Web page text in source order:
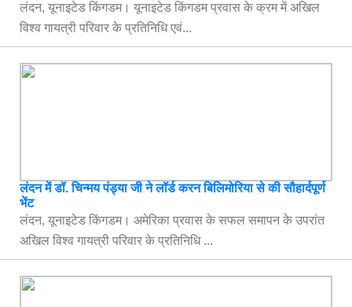
लंदन, यूनाइटेड किंगडम। यूनाइटेड किंगडम प्रवास के क्रम में अखिल
विश्व गायत्री परिवार के प्रतिनिधि एवं...
लंदन में डॉ. चिन्मय पंड्या जी ने लॉर्ड करन बिलिमोरिया से की सौहार्दपूर्ण
भेंट
लंदन, यूनाइटेड किंगडम। अमेरिका प्रवास के सफल समापन के उपरांत
अखिल विश्व गायत्री परिवार के प्रतिनिधि ...